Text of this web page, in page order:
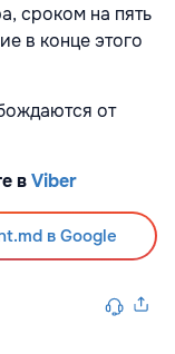
сроком на пять
в конце этого
от
вViber
в Google